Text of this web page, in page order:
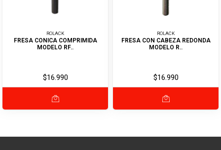
ROLACK
FRESA CONICA COMPRIMIDA
MODELO RF..
$16.990
ROLACK
FRESA CON CABEZA REDONDA
MODELO R..
$16.990